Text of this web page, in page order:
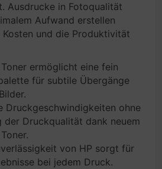
Ausdrucke in Fotoqualität
Aufwand erstellen
und die Produktivität
ermöglicht eine fein
für subtile Übergänge
Druckgeschwindigkeiten ohne
der Druckqualität dank neuem
von HP sorgt für
bei jedem Druck.